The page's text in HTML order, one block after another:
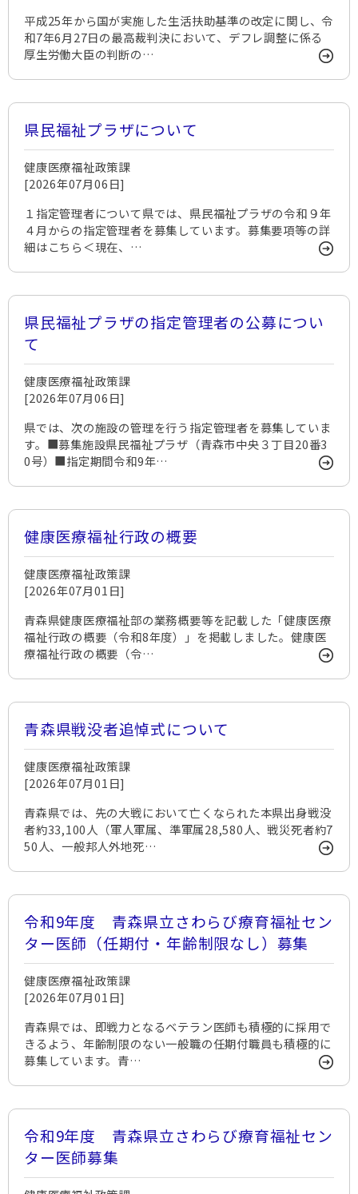
平成25年から国が実施した生活扶助基準の改定に関し、令
和7年6月27日の最高裁判決において、デフレ調整に係る
厚生労働大臣の判断の…
県民福祉プラザについて
健康医療福祉政策課
[2026年07月06日]
１指定管理者について県では、県民福祉プラザの令和９年
４月からの指定管理者を募集しています。募集要項等の詳
細はこちら＜現在、…
県民福祉プラザの指定管理者の公募につい
て
健康医療福祉政策課
[2026年07月06日]
県では、次の施設の管理を行う指定管理者を募集していま
す。■募集施設県民福祉プラザ（青森市中央３丁目20番3
0号）■指定期間令和9年…
健康医療福祉行政の概要
健康医療福祉政策課
[2026年07月01日]
青森県健康医療福祉部の業務概要等を記載した「健康医療
福祉行政の概要（令和8年度）」を掲載しました。健康医
療福祉行政の概要（令…
青森県戦没者追悼式について
健康医療福祉政策課
[2026年07月01日]
青森県では、先の大戦において亡くなられた本県出身戦没
者約33,100人（軍人軍属、準軍属28,580人、戦災死者約7
50人、一般邦人外地死…
令和9年度 青森県立さわらび療育福祉セン
ター医師（任期付・年齢制限なし）募集
健康医療福祉政策課
[2026年07月01日]
青森県では、即戦力となるベテラン医師も積極的に採用で
きるよう、年齢制限のない一般職の任期付職員も積極的に
募集しています。青…
令和9年度 青森県立さわらび療育福祉セン
ター医師募集